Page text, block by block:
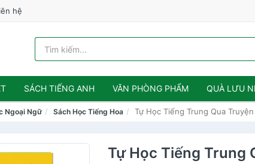
hệ
SÁCH TIẾNG ANH VĂN PHÒNG PHẨM QUÀ LƯU
Ngoại Ngữ Sách Học Tiếng Hoa Tự Học Tiếng Trung Qua
Tự Học Tiếng Trung